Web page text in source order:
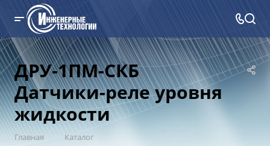
ДРУ-1ПМ-СКБ
Датчики-реле уровня
жидкости
Главная — Каталог —